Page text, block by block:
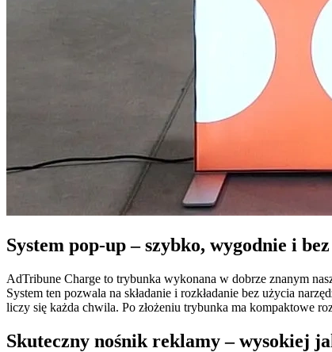
System pop-up – szybko, wygodnie i
AdTribune Charge to trybunka wykonana w dobrze znanym
System ten pozwala na składanie i rozkładanie bez użycia
liczy się każda chwila. Po złożeniu trybunka ma kompaktowe
Skuteczny nośnik reklamy – wysokiej